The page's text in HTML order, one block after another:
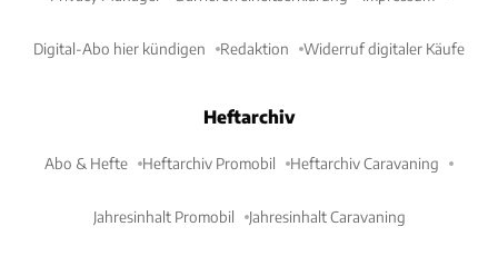
Digital-Abo hier kündigen Redaktion Widerruf digitaler Käufe
Heftarchiv
Abo & Hefte Heftarchiv Promobil Heftarchiv Caravaning
Jahresinhalt Promobil Jahresinhalt Caravaning